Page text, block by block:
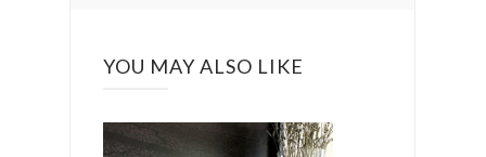
YOU MAY ALSO LIKE